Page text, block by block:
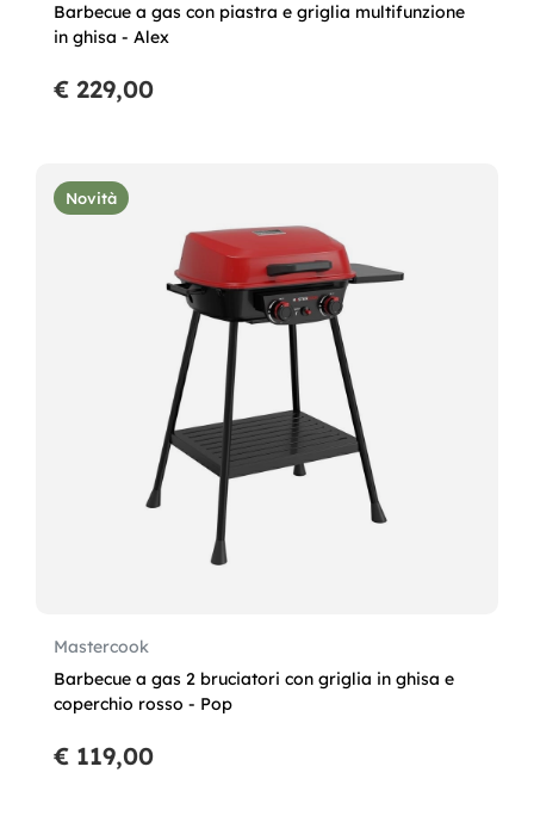
Barbecue a gas con piastra e griglia multifunzione
in ghisa - Alex
€ 229,00
Novità
Mastercook
Barbecue a gas 2 bruciatori con griglia in ghisa e
coperchio rosso - Pop
€ 119,00